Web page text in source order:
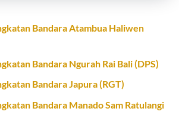
Bandara Atambua Haliwen
Bandara Ngurah Rai Bali (DPS)
Bandara Japura (RGT)
Bandara Manado Sam Ratulangi